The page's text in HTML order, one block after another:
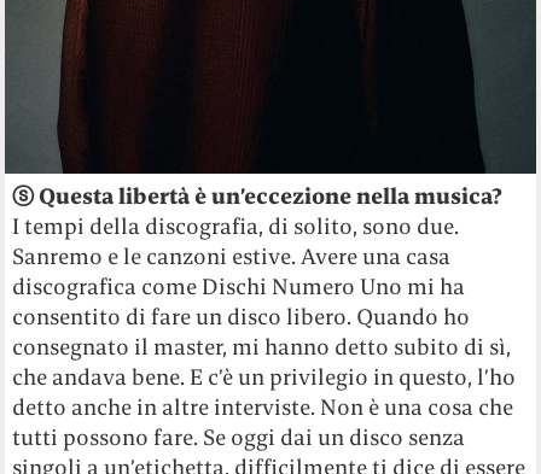
ⓢ Questa libertà è un’eccezione nella musica?
I tempi della discografia, di solito, sono due.
Sanremo e le canzoni estive. Avere una casa
discografica come Dischi Numero Uno mi ha
consentito di fare un disco libero. Quando ho
consegnato il master, mi hanno detto subito di sì,
che andava bene. E c’è un privilegio in questo, l’ho
detto anche in altre interviste. Non è una cosa che
tutti possono fare. Se oggi dai un disco senza
singoli a un’etichetta, difficilmente ti dice di essere